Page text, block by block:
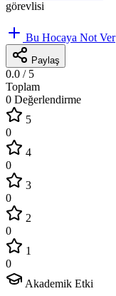
görevlisi
Bu Hocaya Not Ver
Paylaş
0.0 / 5
Toplam
0 Değerlendirme
5
0
4
0
3
0
2
0
1
0
Akademik Etki